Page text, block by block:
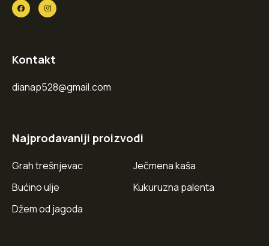
Kontakt
dianap528@gmail.com
Najprodavaniji proizvodi
Grah trešnjevac
Bućino ulje
Džem od jagoda
Ječmena kaša
Kukuruzna palenta